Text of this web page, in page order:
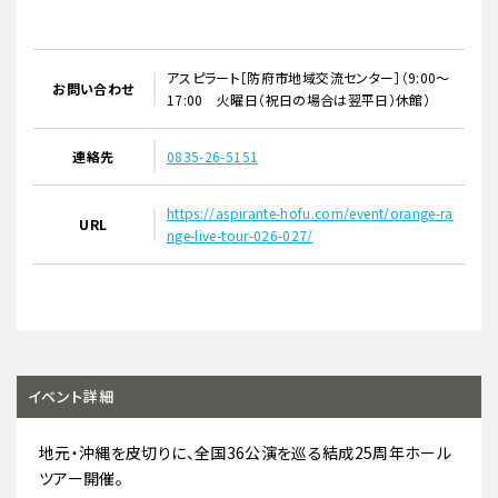
お問い合わせ
アスピラート［防府市地域交流センター］（9:00～
17:00 火曜日（祝日の場合は翌平日）休館）
連絡先 0835-26-5151
URL
https://aspirante-hofu.com/event/orange-ra
nge-live-tour-026-027/
イベント詳細
地元・沖縄を皮切りに、全国36公演を巡る結成25周年ホール
ツアー開催。